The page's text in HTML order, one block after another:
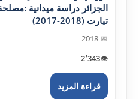
الجزائر دراسة ميدانية :مصلحة
تيارت (2018-2017)
📅 2018
👁️2٬343
قراءة المزيد